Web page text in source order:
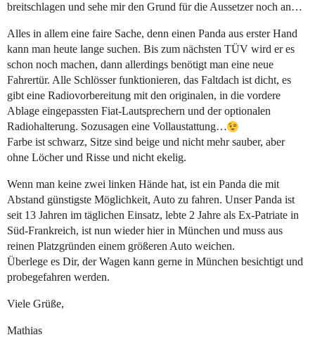
breitschlagen und sehe mir den Grund für die Aussetzer noch an…
Alles in allem eine faire Sache, denn einen Panda aus erster Hand
kann man heute lange suchen. Bis zum nächsten TÜV wird er es
schon noch machen, dann allerdings benötigt man eine neue
Fahrertür. Alle Schlösser funktionieren, das Faltdach ist dicht, es
gibt eine Radiovorbereitung mit den originalen, in die vordere
Ablage eingepassten Fiat-Lautsprechern und der optionalen
Radiohalterung. Sozusagen eine Vollaustattung…
Farbe ist schwarz, Sitze sind beige und nicht mehr sauber, aber
ohne Löcher und Risse und nicht ekelig.
Wenn man keine zwei linken Hände hat, ist ein Panda die mit
Abstand günstigste Möglichkeit, Auto zu fahren. Unser Panda ist
seit 13 Jahren im täglichen Einsatz, lebte 2 Jahre als Ex-Patriate in
Süd-Frankreich, ist nun wieder hier in München und muss aus
reinen Platzgründen einem größeren Auto weichen.
Überlege es Dir, der Wagen kann gerne in München besichtigt und
probegefahren werden.
Viele Grüße,
Mathias